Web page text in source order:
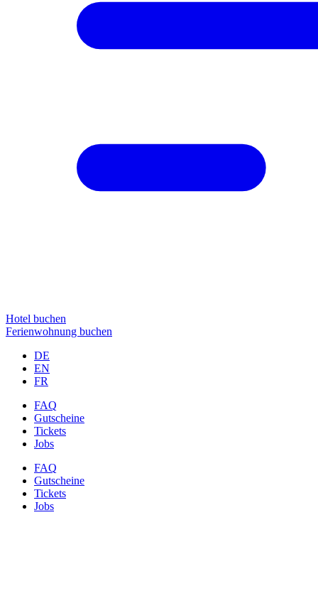
Hotel buchen
Ferienwohnung buchen
DE
EN
FR
FAQ
Gutscheine
Tickets
Jobs
FAQ
Gutscheine
Tickets
Jobs